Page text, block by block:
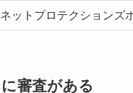
ットプロテクションズ
審査がある